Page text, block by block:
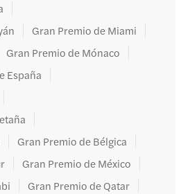
Gran Premio de Miami
Gran Premio de Mónaco
España
Gran Premio de Bélgica
Gran Premio de México
Gran Premio de Qatar